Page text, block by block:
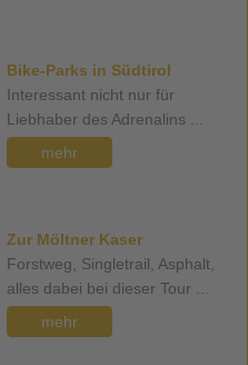
Bike-Parks in Südtirol
Interessant nicht nur für
Liebhaber des Adrenalins ...
mehr
Zur Möltner Kaser
Forstweg, Singletrail, Asphalt,
alles dabei bei dieser Tour ...
mehr